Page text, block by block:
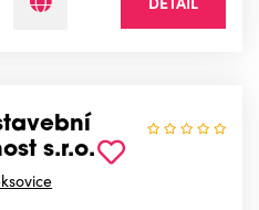
s.r.o.